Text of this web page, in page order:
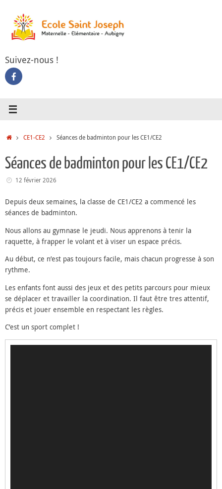
contenu
Suivez-nous !
AccueilCE1-CE2 Séances de badminton pour les CE1/CE2
Séances de badminton pour les CE1/CE2
12 février 2026
Depuis deux semaines, la classe de CE1/CE2 a commencé les
séances de badminton.
Nous allons au gymnase le jeudi. Nous apprenons à tenir la
raquette, à frapper le volant et à viser un espace précis.
Au début, ce n’est pas toujours facile, mais chacun progresse à son
rythme.
Les enfants font aussi des jeux et des petits parcours pour mieux
se déplacer et travailler la coordination. Il faut être tres attentif,
précis et jouer ensemble en respectant les règles.
C’est un sport complet !